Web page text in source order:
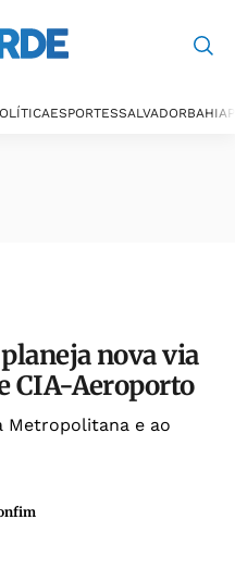
ESPORTESSALVADORBAHIA
nova via
CIA-Aeroporto
Metropolitana e ao